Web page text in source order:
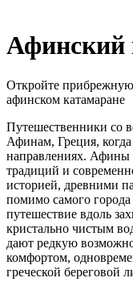
Афинский
Откройте прибрежную
афинском катамаране
Путешественники со
Афинам, Греция,
направлениях. Афины
традиций и
историей, древними
помимо самого
путешествие вдоль
кристально чистым
дают редкую
комфортом,
греческой береговой